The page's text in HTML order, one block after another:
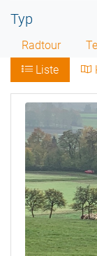
Typ
Radtour
Liste